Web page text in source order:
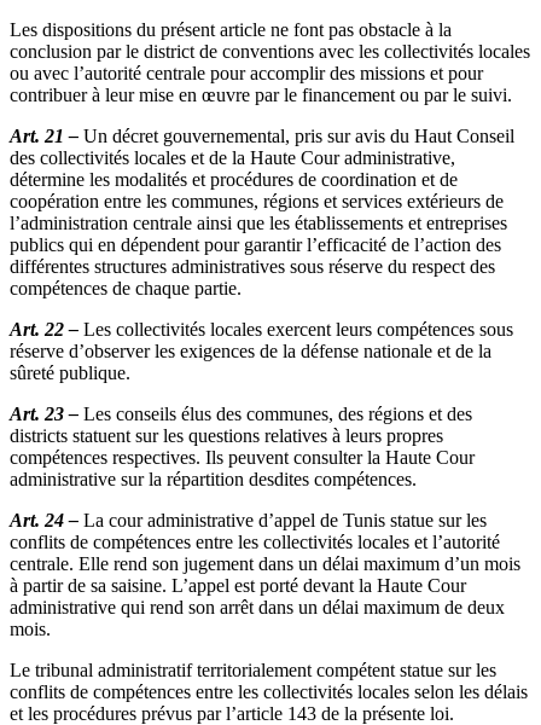
Les dispositions du présent article ne font pas obstacle à la
conclusion par le district de conventions avec les collectivités locales
ou avec l’autorité centrale pour accomplir des missions et pour
contribuer à leur mise en œuvre par le financement ou par le suivi.
Art. 21 – Un décret gouvernemental, pris sur avis du Haut Conseil
des collectivités locales et de la Haute Cour administrative,
détermine les modalités et procédures de coordination et de
coopération entre les communes, régions et services extérieurs de
l’administration centrale ainsi que les établissements et entreprises
publics qui en dépendent pour garantir l’efficacité de l’action des
différentes structures administratives sous réserve du respect des
compétences de chaque partie.
Art. 22 – Les collectivités locales exercent leurs compétences sous
réserve d’observer les exigences de la défense nationale et de la
sûreté publique.
Art. 23 – Les conseils élus des communes, des régions et des
districts statuent sur les questions relatives à leurs propres
compétences respectives. Ils peuvent consulter la Haute Cour
administrative sur la répartition desdites compétences.
Art. 24 – La cour administrative d’appel de Tunis statue sur les
conflits de compétences entre les collectivités locales et l’autorité
centrale. Elle rend son jugement dans un délai maximum d’un mois
à partir de sa saisine. L’appel est porté devant la Haute Cour
administrative qui rend son arrêt dans un délai maximum de deux
mois.
Le tribunal administratif territorialement compétent statue sur les
conflits de compétences entre les collectivités locales selon les délais
et les procédures prévus par l’article 143 de la présente loi.